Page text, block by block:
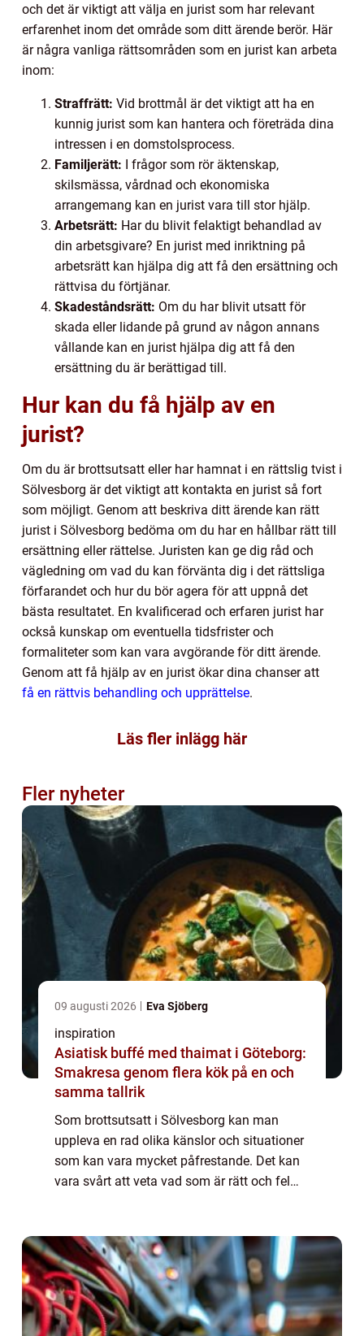
och det är viktigt att välja en jurist som har relevant
erfarenhet inom det område som ditt ärende berör. Här
är några vanliga rättsområden som en jurist kan arbeta
inom:
Straffrätt: Vid brottmål är det viktigt att ha en
kunnig jurist som kan hantera och företräda dina
intressen i en domstolsprocess.
Familjerätt: I frågor som rör äktenskap,
skilsmässa, vårdnad och ekonomiska
arrangemang kan en jurist vara till stor hjälp.
Arbetsrätt: Har du blivit felaktigt behandlad av
din arbetsgivare? En jurist med inriktning på
arbetsrätt kan hjälpa dig att få den ersättning och
rättvisa du förtjänar.
Skadeståndsrätt: Om du har blivit utsatt för
skada eller lidande på grund av någon annans
vållande kan en jurist hjälpa dig att få den
ersättning du är berättigad till.
Hur kan du få hjälp av en
jurist?
Om du är brottsutsatt eller har hamnat i en rättslig tvist i
Sölvesborg är det viktigt att kontakta en jurist så fort
som möjligt. Genom att beskriva ditt ärende kan rätt
jurist i Sölvesborg bedöma om du har en hållbar rätt till
ersättning eller rättelse. Juristen kan ge dig råd och
vägledning om vad du kan förvänta dig i det rättsliga
förfarandet och hur du bör agera för att uppnå det
bästa resultatet. En kvalificerad och erfaren jurist har
också kunskap om eventuella tidsfrister och
formaliteter som kan vara avgörande för ditt ärende.
Genom att få hjälp av en jurist ökar dina chanser att
få en rättvis behandling och upprättelse.
Läs fler inlägg här
Fler nyheter
09 augusti 2026 Eva Sjöberg
inspiration
Asiatisk buffé med thaimat i Göteborg:
Smakresa genom flera kök på en och
samma tallrik
Som brottsutsatt i Sölvesborg kan man
uppleva en rad olika känslor och situationer
som kan vara mycket påfrestande. Det kan
vara svårt att veta vad som är rätt och fel